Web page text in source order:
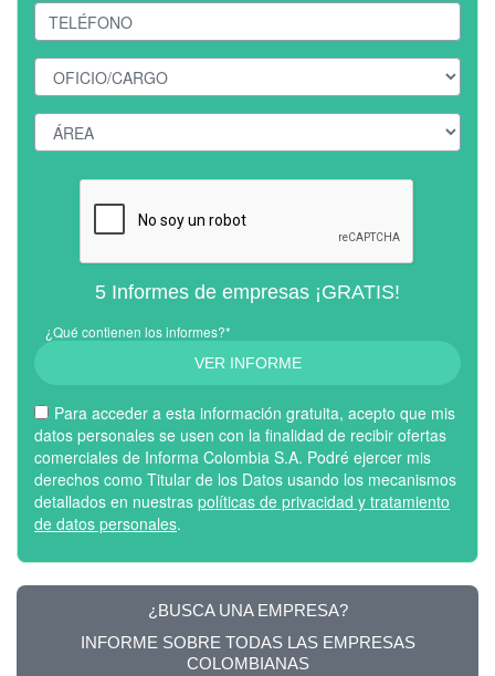
5 Informes de empresas ¡GRATIS!
¿Qué contienen los informes?*
VER INFORME
Para acceder a esta información gratuita, acepto que mis
datos personales se usen con la finalidad de recibir ofertas
comerciales de Informa Colombia S.A. Podré ejercer mis
derechos como Titular de los Datos usando los mecanismos
detallados en nuestras políticas de privacidad y tratamiento
de datos personales.
¿BUSCA UNA EMPRESA?
INFORME SOBRE TODAS LAS EMPRESAS
COLOMBIANAS